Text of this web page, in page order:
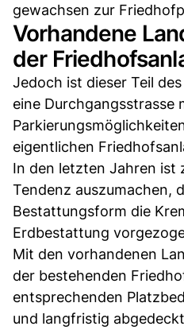
gewachsen zur
Vorhandene
der
Jedoch ist dieser Teil
eine Durchgangsstrasse
eigentlichen
In den letzten Jahren ist
Tendenz auszumachen,
Bestattungsform die
Erdbestattung
Mit den vorhandenen
der bestehenden
entsprechenden
und langfristig